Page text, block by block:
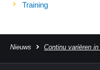
Training
Nieuws Continu variëren